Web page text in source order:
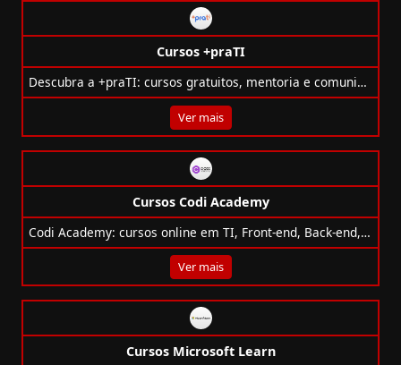
Cursos +praTI
Descubra a +praTI: cursos gratuitos, mentoria e comunidade para formar novos talentos em tecnologia. Comece sua carreira em TI hoje!
Ver mais
Cursos Codi Academy
Codi Academy: cursos online em TI, Front-end, Back-end, Data Science, com opções gratuitas e certificados pelo MEC!
Ver mais
Cursos Microsoft Learn